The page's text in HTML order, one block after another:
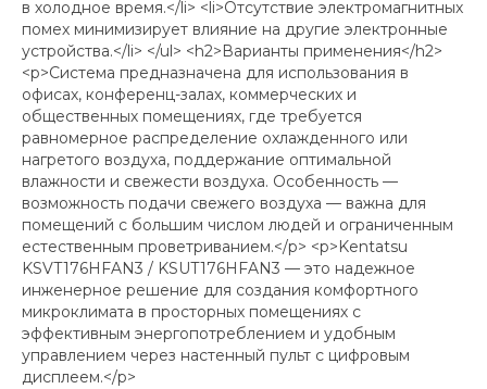
в холодное время.</li> <li>Отсутствие электромагнитных
помех минимизирует влияние на другие электронные
устройства.</li> </ul> <h2>Варианты применения</h2>
<p>Система предназначена для использования в
офисах, конференц-залах, коммерческих и
общественных помещениях, где требуется
равномерное распределение охлажденного или
нагретого воздуха, поддержание оптимальной
влажности и свежести воздуха. Особенность —
возможность подачи свежего воздуха — важна для
помещений с большим числом людей и ограниченным
естественным проветриванием.</p> <p>Kentatsu
KSVT176HFAN3 / KSUT176HFAN3 — это надежное
инженерное решение для создания комфортного
микроклимата в просторных помещениях с
эффективным энергопотреблением и удобным
управлением через настенный пульт с цифровым
дисплеем.</p>